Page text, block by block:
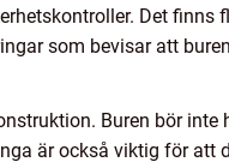
Det finns
som bevisar att
Buren bör inte
är också viktig för att